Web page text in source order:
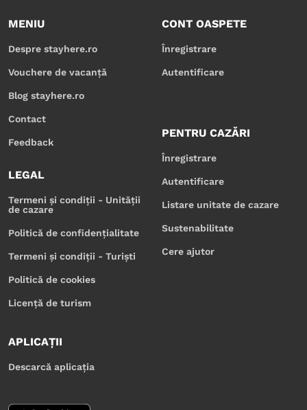
MENIU
Despre stayhere.ro
Vouchere de vacanță
Blog stayhere.ro
Contact
Feedback
LEGAL
Termeni și condiții - Unității
de cazare
Politică de confidențialitate
Termeni și condiții - Turiști
Politică de cookies
Licență de turism
CONT OASPETE
Înregistrare
Autentificare
PENTRU CAZĂRI
Înregistrare
Autentificare
Listare unitate de cazare
Sustenabilitate
Cere ajutor
APLICAȚII
Descarcă aplicația